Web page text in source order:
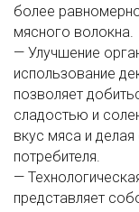
более
мясного волокна.
— Улучшение
использование
позволяет
сладостью и
вкус мяса и
потребителя.
—
представляет